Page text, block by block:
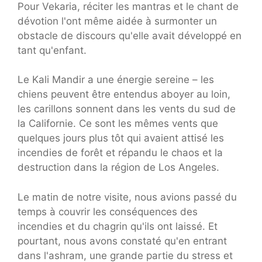
Pour Vekaria, réciter les mantras et le chant de
dévotion l'ont même aidée à surmonter un
obstacle de discours qu'elle avait développé en
tant qu'enfant.
Le Kali Mandir a une énergie sereine – les
chiens peuvent être entendus aboyer au loin,
les carillons sonnent dans les vents du sud de
la Californie. Ce sont les mêmes vents que
quelques jours plus tôt qui avaient attisé les
incendies de forêt et répandu le chaos et la
destruction dans la région de Los Angeles.
Le matin de notre visite, nous avions passé du
temps à couvrir les conséquences des
incendies et du chagrin qu'ils ont laissé. Et
pourtant, nous avons constaté qu'en entrant
dans l'ashram, une grande partie du stress et